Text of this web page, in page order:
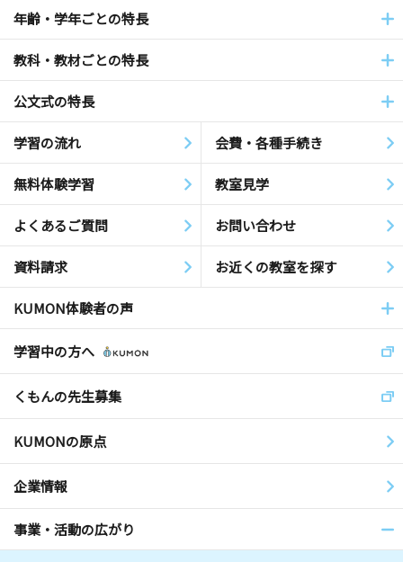
年齢・学年ごとの特長
教科・教材ごとの特長
公文式の特長
学習の流れ 会費・各種手続き
無料体験学習 教室見学
よくあるご質問 お問い合わせ
資料請求 お近くの教室を探す
KUMON体験者の声
学習中の方へ
くもんの先生募集
KUMONの原点
企業情報
事業・活動の広がり